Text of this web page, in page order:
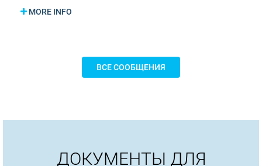
MORE INFO
ВСЕ СООБЩЕНИЯ
ДОКУМЕНТЫ ДЛЯ